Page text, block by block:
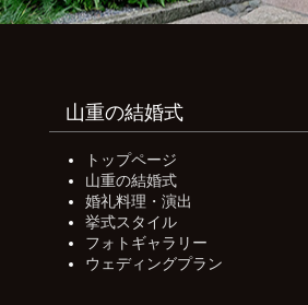
山重の結婚式
トップページ
山重の結婚式
婚礼料理・演出
挙式スタイル
フォトギャラリー
ウェディングプラン